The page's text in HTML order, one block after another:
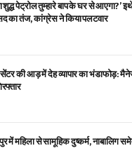
शुद्ध पेट्रोल तुम्हारे बाप के घर से आएगा?’
का तंज, कांग्रेस ने किया पलटवार
सेंटर की आड़ में देह व्यापार का भंडाफोड़:
में महिला से सामूहिक दुष्कर्म, नाबालिग